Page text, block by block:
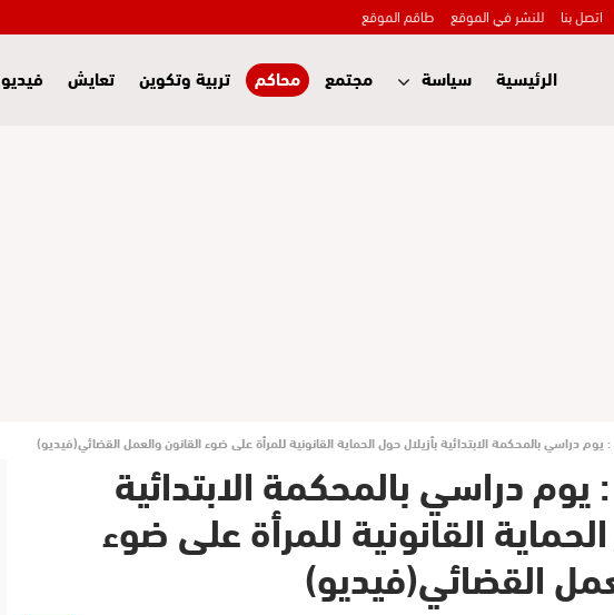
اتصل بنا للنشر في الموقع طاقم الموقع
الرئيسية سياسة مجتمع محاكم تربية وتكوين تعايش فيديو
دراسي بالمحكمة الابتدائية بأزيلال حول الحماية القانونية للمرأة على ضوء القانون والعمل القضائي(فيديو)
دراسي بالمحكمة الابتدائية
القانونية للمرأة على ضوء
القضائي(فيديو)